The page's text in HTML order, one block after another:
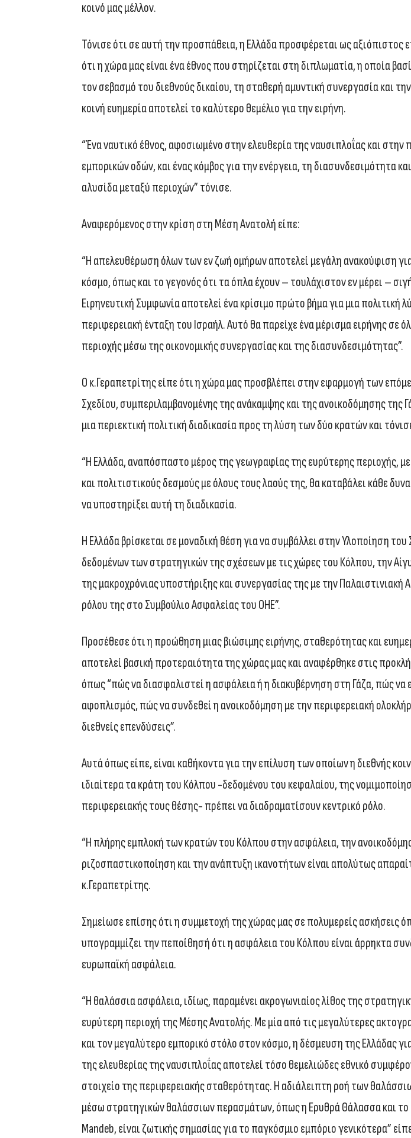
κοινό μας μέλλον.
Τόνισε ότι σε αυτή την προσπάθεια, η Ελλάδα προσφέρεται ως αξιόπιστος
ότι η χώρα μας είναι ένα έθνος που στηρίζεται στη διπλωματία, η οποία
τον σεβασμό του διεθνούς δικαίου, τη σταθερή αμυντική συνεργασία και
κοινή ευημερία αποτελεί το καλύτερο θεμέλιο για την ειρήνη.
“Ένα ναυτικό έθνος, αφοσιωμένο στην ελευθερία της ναυσιπλοΐας και
εμπορικών οδών, και ένας κόμβος για την ενέργεια, τη διασυνδεσιμότητα
αλυσίδα μεταξύ περιοχών” τόνισε.
Αναφερόμενος στην κρίση στη Μέση Ανατολή είπε:
“Η απελευθέρωση όλων των εν ζωή ομήρων αποτελεί μεγάλη ανακούφιση
κόσμο, όπως και το γεγονός ότι τα όπλα έχουν – τουλάχιστον εν μέρει –
Ειρηνευτική Συμφωνία αποτελεί ένα κρίσιμο πρώτο βήμα για μια πολιτική
περιφερειακή ένταξη του Ισραήλ. Αυτό θα παρείχε ένα μέρισμα ειρήνης σε
περιοχής μέσω της οικονομικής συνεργασίας και της διασυνδεσιμότητας”.
Ο κ.Γεραπετρίτης είπε ότι η χώρα μας προσβλέπει στην εφαρμογή των
Σχεδίου, συμπεριλαμβανομένης της ανάκαμψης και της ανοικοδόμησης της
μια περιεκτική πολιτική διαδικασία προς τη λύση των δύο κρατών και
“Η Ελλάδα, αναπόσπαστο μέρος της γεωγραφίας της ευρύτερης περιοχής, με
και πολιτιστικούς δεσμούς με όλους τους λαούς της, θα καταβάλει κάθε
να υποστηρίξει αυτή τη διαδικασία.
Η Ελλάδα βρίσκεται σε μοναδική θέση για να συμβάλλει στην Υλοποίηση του
δεδομένων των στρατηγικών της σχέσεων με τις χώρες του Κόλπου, την
της μακροχρόνιας υποστήριξης και συνεργασίας της με την Παλαιστινιακή
ρόλου της στο Συμβούλιο Ασφαλείας του ΟΗΕ”.
Προσέθεσε ότι η προώθηση μιας βιώσιμης ειρήνης, σταθερότητας και
αποτελεί βασική προτεραιότητα της χώρας μας και αναφέρθηκε στις
όπως “πώς να διασφαλιστεί η ασφάλεια ή η διακυβέρνηση στη Γάζα, πώς να
αφοπλισμός, πώς να συνδεθεί η ανοικοδόμηση με την περιφερειακή
διεθνείς επενδύσεις”.
Αυτά όπως είπε, είναι καθήκοντα για την επίλυση των οποίων η διεθνής
ιδιαίτερα τα κράτη του Κόλπου -δεδομένου του κεφαλαίου, της
περιφερειακής τους θέσης- πρέπει να διαδραματίσουν κεντρικό ρόλο.
“Η πλήρης εμπλοκή των κρατών του Κόλπου στην ασφάλεια, την
ριζοσπαστικοποίηση και την ανάπτυξη ικανοτήτων είναι απολύτως
κ.Γεραπετρίτης.
Σημείωσε επίσης ότι η συμμετοχή της χώρας μας σε πολυμερείς ασκήσεις
υπογραμμίζει την πεποίθησή ότι η ασφάλεια του Κόλπου είναι άρρηκτα
ευρωπαϊκή ασφάλεια.
“Η θαλάσσια ασφάλεια, ιδίως, παραμένει ακρογωνιαίος λίθος της
ευρύτερη περιοχή της Μέσης Ανατολής. Με μία από τις μεγαλύτερες
και τον μεγαλύτερο εμπορικό στόλο στον κόσμο, η δέσμευση της Ελλάδας
της ελευθερίας της ναυσιπλοΐας αποτελεί τόσο θεμελιώδες εθνικό
στοιχείο της περιφερειακής σταθερότητας. Η αδιάλειπτη ροή των
μέσω στρατηγικών θαλάσσιων περασμάτων, όπως η Ερυθρά Θάλασσα και το
Mandeb, είναι ζωτικής σημασίας για το παγκόσμιο εμπόριο γενικότερα”